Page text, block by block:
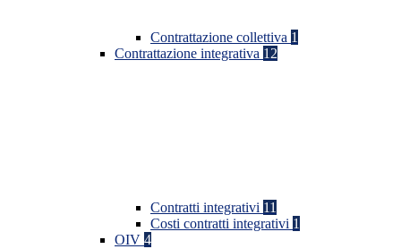
Contrattazione collettiva 1
Contrattazione integrativa 12
Contratti integrativi 11
Costi contratti integrativi 1
OIV 4